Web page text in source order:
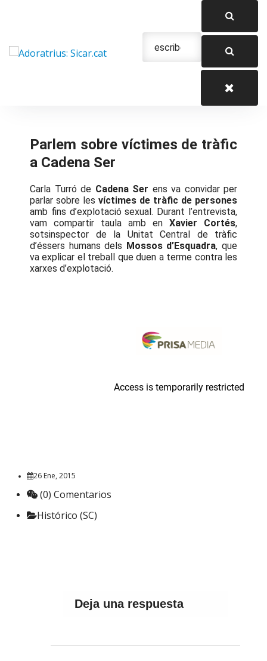
Parlem sobre víctimes de tràfic
a Cadena Ser
Carla Turró de Cadena Ser ens va convidar per
parlar sobre les víctimes de tràfic de persones
amb fins d’explotació sexual. Durant l’entrevista,
vam compartir taula amb en Xavier Cortés,
sotsinspector de la Unitat Central de tràfic
d’éssers humans dels Mossos d’Esquadra, que
va explicar el treball que duen a terme contra les
xarxes d’explotació.
26 Ene, 2015
(0) Comentarios
Histórico (SC)
Deja una respuesta